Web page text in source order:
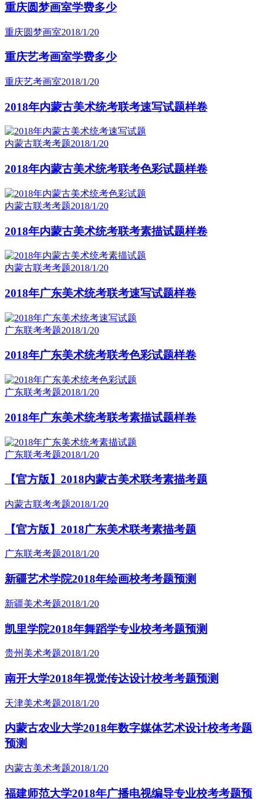
重庆圆梦画室学费多少
重庆圆梦画室2018/1/20
重庆艺考画室学费多少
重庆艺考画室2018/1/20
2018年内蒙古美术统考联考速写试题样卷
内蒙古联考考题2018/1/20
2018年内蒙古美术统考联考色彩试题样卷
内蒙古联考考题2018/1/20
2018年内蒙古美术统考联考素描试题样卷
内蒙古联考考题2018/1/20
2018年广东美术统考联考速写试题样卷
广东联考考题2018/1/20
2018年广东美术统考联考色彩试题样卷
广东联考考题2018/1/20
2018年广东美术统考联考素描试题样卷
广东联考考题2018/1/20
【官方版】2018内蒙古美术联考素描考题
内蒙古联考考题2018/1/20
【官方版】2018广东美术联考素描考题
广东联考考题2018/1/20
新疆艺术学院2018年绘画校考考题预测
新疆美术考题2018/1/20
凯里学院2018年舞蹈学专业校考考题预测
贵州美术考题2018/1/20
南开大学2018年视觉传达设计校考考题预测
天津美术考题2018/1/20
内蒙古农业大学2018年数字媒体艺术设计校考考题
预测
内蒙古美术考题2018/1/20
福建师范大学2018年广播电视编导专业校考考题预